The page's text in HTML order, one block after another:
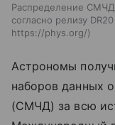
Распределение СМЧД
согласно релизу
https://phys.org/
Астрономы
наборов данных
(СМЧД) за всю